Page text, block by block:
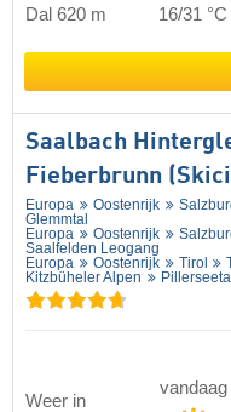
Dal 620 m
16/31 °C
Saalbach
Fieberbrunn
Europa Oostenrijk
Glemmtal
Europa
Oostenrijk
Saalfelden Leogang
Europa
Oostenrijk Tirol
Kitzbüheler Alpen
Weer in
vandaag